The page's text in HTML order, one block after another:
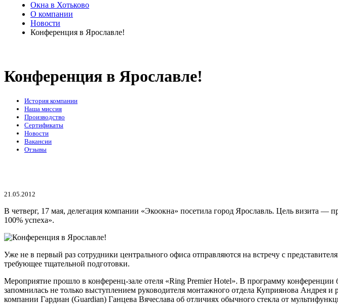
Окна в Хотьково
О компании
Новости
Конференция в Ярославле!
Конференция в Ярославле!
История компании
Наша миссия
Производство
Сертификаты
Новости
Вакансии
Отзывы
21.05.2012
В четверг, 17 мая, делегация компании «Экоокна» посетила город Ярославль. Цель визита —
100% успеха».
Уже не в первый раз сотрудники центрального офиса отправляются на встречу с
требующее тщательной подготовки.
Мероприятие прошло в конференц-зале отеля «Ring Premier Hotel». В программу
запомнилась не только выступлением руководителя монтажного отдела Куприянова
компании Гардиан (Guardian) Ганцева Вячеслава об отличиях обычного стекла от